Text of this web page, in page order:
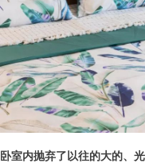
卧室内抛弃了以往的大的、